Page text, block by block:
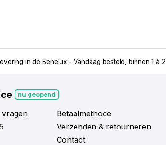
levering in de Benelux - Vandaag besteld, binnen 1 à
nu geopend
vragen
Betaalmethode
Verzenden & retourneren
Contact